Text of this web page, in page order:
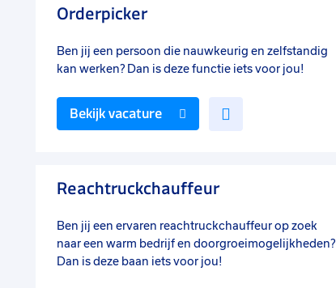
Orderpicker
Ben jij een persoon die nauwkeurig en zelfstandig
kan werken? Dan is deze functie iets voor jou!
Bekijk vacature
Reachtruckchauffeur
Ben jij een ervaren reachtruckchauffeur op zoek
naar een warm bedrijf en doorgroeimogelijkheden?
Dan is deze baan iets voor jou!